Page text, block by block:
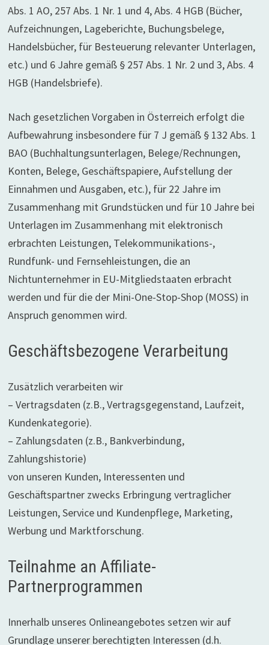
Abs. 1 AO, 257 Abs. 1 Nr. 1 und 4, Abs. 4 HGB (Bücher,
Aufzeichnungen, Lageberichte, Buchungsbelege,
Handelsbücher, für Besteuerung relevanter Unterlagen,
etc.) und 6 Jahre gemäß § 257 Abs. 1 Nr. 2 und 3, Abs. 4
HGB (Handelsbriefe).
Nach gesetzlichen Vorgaben in Österreich erfolgt die
Aufbewahrung insbesondere für 7 J gemäß § 132 Abs. 1
BAO (Buchhaltungsunterlagen, Belege/Rechnungen,
Konten, Belege, Geschäftspapiere, Aufstellung der
Einnahmen und Ausgaben, etc.), für 22 Jahre im
Zusammenhang mit Grundstücken und für 10 Jahre bei
Unterlagen im Zusammenhang mit elektronisch
erbrachten Leistungen, Telekommunikations-,
Rundfunk- und Fernsehleistungen, die an
Nichtunternehmer in EU-Mitgliedstaaten erbracht
werden und für die der Mini-One-Stop-Shop (MOSS) in
Anspruch genommen wird.
Geschäftsbezogene Verarbeitung
Zusätzlich verarbeiten wir
– Vertragsdaten (z.B., Vertragsgegenstand, Laufzeit,
Kundenkategorie).
– Zahlungsdaten (z.B., Bankverbindung,
Zahlungshistorie)
von unseren Kunden, Interessenten und
Geschäftspartner zwecks Erbringung vertraglicher
Leistungen, Service und Kundenpflege, Marketing,
Werbung und Marktforschung.
Teilnahme an Affiliate-
Partnerprogrammen
Innerhalb unseres Onlineangebotes setzen wir auf
Grundlage unserer berechtigten Interessen (d.h.